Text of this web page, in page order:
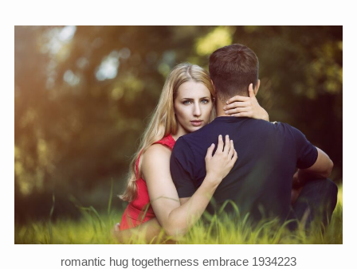
romantic hug togetherness embrace 1934223